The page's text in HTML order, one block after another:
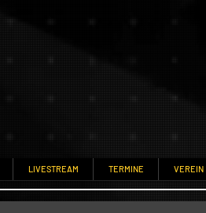
LIVESTREAM TERMINE VEREIN